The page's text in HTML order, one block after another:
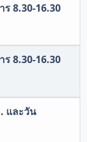
ร 8.30-16.30
ร 8.30-16.30
และวัน